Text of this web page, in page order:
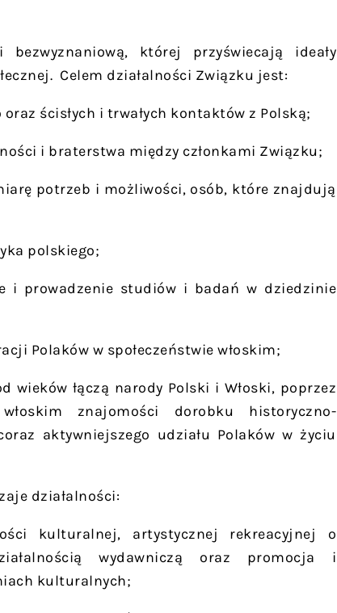
której przyświecają ideały
Celem działalności Związku jest:
ścisłych i trwałych kontaktów z Polską;
i braterstwa między członkami Związku;
potrzeb i możliwości, osób, które znajdują
polskiego;
i prowadzenie studiów i badań w dziedzinie
Polaków w społeczeństwie włoskim;
łączą narody Polski i Włoski, poprzez
znajomości dorobku historyczno-
aktywniejszego udziału Polaków w życiu
działalności:
kulturalnej, artystycznej rekreacyjnej o
wydawniczą oraz promocja i
kulturalnych;